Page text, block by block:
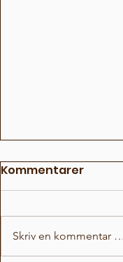
Godt (ekte)
Kommentarer
Skriv en kommentar …